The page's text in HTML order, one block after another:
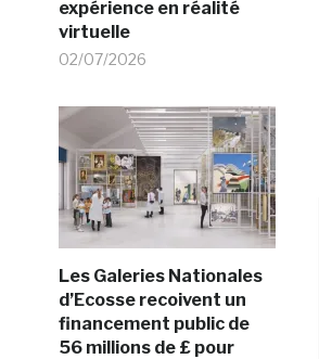
expérience en réalité
virtuelle
02/07/2026
Les Galeries Nationales
d’Ecosse recoivent un
financement public de
56 millions de £ pour